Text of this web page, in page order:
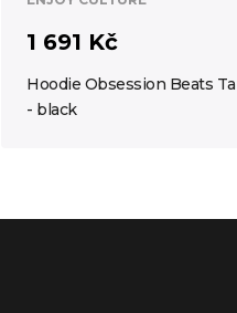
1 691 Kč
Hoodie Obsession Beats
- black